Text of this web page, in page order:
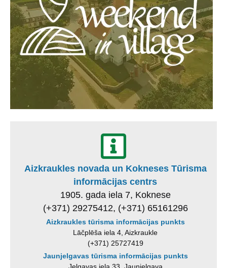
Aizkraukles novada un Kokneses Tūrisma
informācijas centrs
1905. gada iela 7, Koknese
(+371) 29275412, (+371) 65161296
Aizkraukles tūrisma informācijas punkts
Lāčplēša iela 4, Aizkraukle
(+371) 25727419
Jaunjelgavas tūrisma informācijas punkts